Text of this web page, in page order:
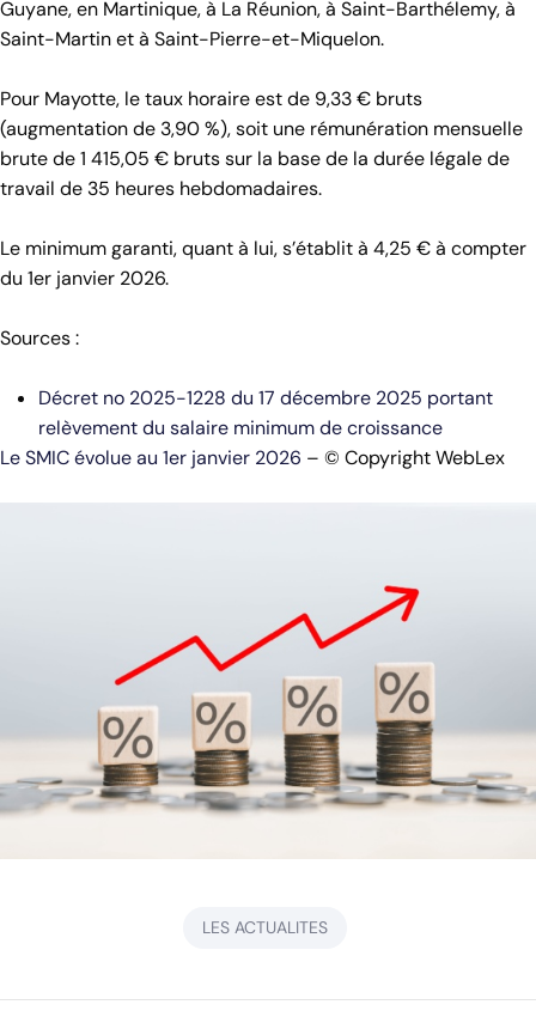
Guyane, en Martinique, à La Réunion, à Saint-Barthélemy, à
Saint-Martin et à Saint-Pierre-et-Miquelon.
Pour Mayotte, le taux horaire est de 9,33 € bruts
(augmentation de 3,90 %), soit une rémunération mensuelle
brute de 1 415,05 € bruts sur la base de la durée légale de
travail de 35 heures hebdomadaires.
Le minimum garanti, quant à lui, s’établit à 4,25 € à compter
du 1er janvier 2026.
Sources :
Décret no 2025-1228 du 17 décembre 2025 portant
relèvement du salaire minimum de croissance
Le SMIC évolue au 1er janvier 2026 – © Copyright WebLex
LES ACTUALITES